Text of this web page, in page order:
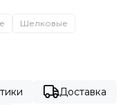
Шелковые
Доставка